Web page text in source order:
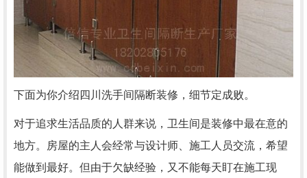
下面为你介绍四川洗手间隔断装修，细节定成败。
对于追求生活品质的人群来说，卫生间是装修中最在意的
地方。房屋的主人会经常与设计师、施工人员交流，希望
能做到最好。但由于欠缺经验，又不能每天盯在施工现